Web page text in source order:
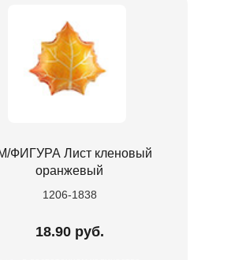
ФИГУРА Лист кленовый
оранжевый
1206-1838
18.90 руб.